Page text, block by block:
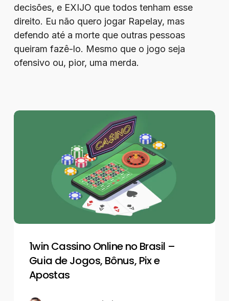
decisões, e EXIJO que todos tenham esse
direito. Eu não quero jogar Rapelay, mas
defendo até a morte que outras pessoas
queiram fazê-lo. Mesmo que o jogo seja
ofensivo ou, pior, uma merda.
1win
Jogos,
Apostas
1win Cassino Online no Brasil –
Guia de Jogos, Bônus, Pix e
Apostas